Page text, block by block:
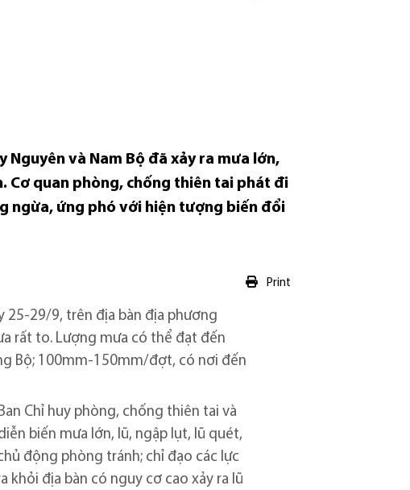
và Nam Bộ đã xảy ra mưa lớn,
Cơ quan phòng, chống thiên tai phát đi
ngừa, ứng phó với hiện tượng biến đổi
Print
25-29/9, trên địa bàn địa phương
rất to. Lượng mưa có thể đạt đến
Bộ; 100mm-150mm/đợt, có nơi đến
Chỉ huy phòng, chống thiên tai và
biến mưa lớn, lũ, ngập lụt, lũ quét,
động phòng tránh; chỉ đạo các lực
khỏi địa bàn có nguy cơ cao xảy ra lũ